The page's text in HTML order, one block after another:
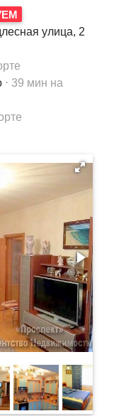
улица, 2
⋅ 39 мин на